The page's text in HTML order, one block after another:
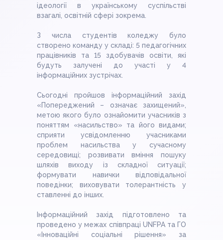
ідеології в українському суспільстві
взагалі, освітній сфері зокрема.
З числа студентів коледжу було
створено команду у складі: 5 педагогічних
працівників та 15 здобувачів освіти, які
будуть залучені до участі у 4
інформаційних зустрічах.
Сьогодні пройшов інформаційний захід
«Попереджений – означає захищений»,
метою якого було ознайомити учасників з
поняттям «насильство» та його видами;
сприяти усвідомленню учасниками
проблем насильства у сучасному
середовищі; розвивати вміння пошуку
шляхів виходу із складної ситуації;
формувати навички відповідальної
поведінки; виховувати толерантність у
ставленні до інших.
Інформаційний захід підготовлено та
проведено у межах співпраці UNFPA та ГО
«Інноваційні соціальні рішення» за